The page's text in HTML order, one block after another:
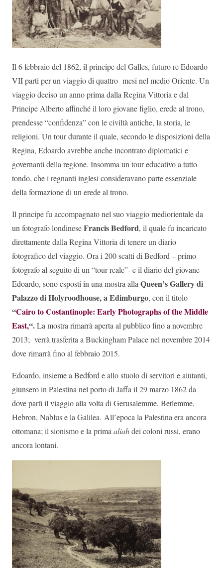
Il 6 febbraio del 1862, il principe del Galles, futuro re Edoardo
VII partì per un viaggio di quattro mesi nel medio Oriente. Un
viaggio deciso un anno prima dalla Regina Vittoria e dal
Principe Alberto affinché il loro giovane figlio, erede al trono,
prendesse “confidenza” con le civiltà antiche, la storia, le
religioni. Un tour durante il quale, secondo le disposizioni della
Regina, Edoardo avrebbe anche incontrato diplomatici e
governanti della regione. Insomma un tour educativo a tutto
tondo, che i regnanti inglesi consideravano parte essenziale
della formazione di un erede al trono.
Il principe fu accompagnato nel suo viaggio mediorientale da
un fotografo londineseFrancis Bedford, il quale fu incaricato
direttamente dalla Regina Vittoria di tenere un diario
fotografico del viaggio. Ora i 200 scatti di Bedford – primo
fotografo al seguito di un “tour reale”- e il diario del giovane
Edoardo, sono esposti in una mostra alla Queen’s Gallery di
Palazzo di Holyroodhouse, a Edimburgo, con il titolo
“Cairo to Costantinople: Early Photographs of the Middle
East,“.La mostra rimarrà aperta al pubblico fino a novembre
2013; verrà trasferita a Buckingham Palace nel novembre 2014
dove rimarrà fino al febbraio 2015.
Edoardo, insieme a Bedford e allo stuolo di servitori e aiutanti,
giunsero in Palestina nel porto di Jaffa il 29 marzo 1862 da
dove partì il viaggio alla volta di Gerusalemme, Betlemme,
Hebron, Nablus e la Galilea. All’epoca la Palestina era ancora
ottomana; il sionismo e la prima aliahdei coloni russi, erano
ancora lontani.